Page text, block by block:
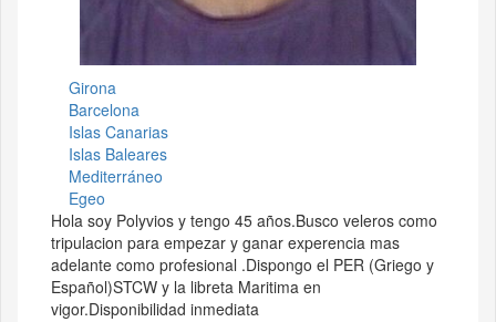
Girona
Barcelona
Islas Canarias
Islas Baleares
Mediterráneo
Egeo
Hola soy Polyvios y tengo 45 años.Busco veleros como
tripulacion para empezar y ganar experencia mas
adelante como profesional .Dispongo el PER (Griego y
Español)STCW y la libreta Maritima en
vigor.Disponibilidad inmediata